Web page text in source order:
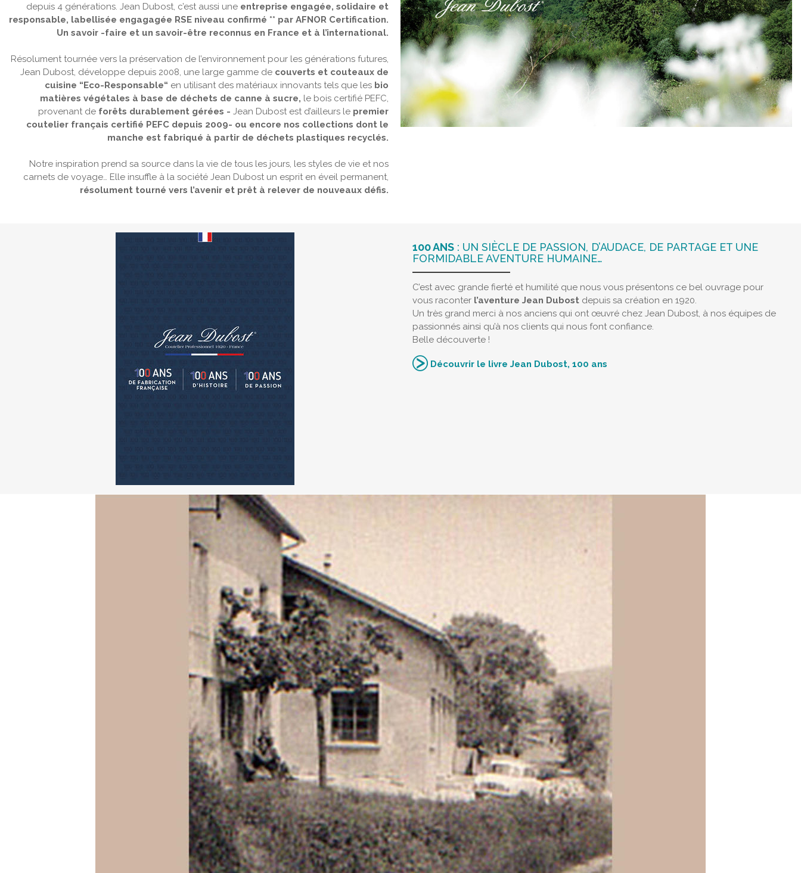
depuis 4 générations. Jean Dubost, c’est aussi une entreprise engagée, solidaire et
responsable, labellisée engagagée RSE niveau confirmé ** par AFNOR Certification.
Un savoir -faire et un savoir-être reconnus en France et à l’international.
Résolument tournée vers la préservation de l’environnement pour les générations futures,
Jean Dubost, développe depuis 2008, une large gamme de couverts et couteaux de
cuisine “Eco-Responsable“ en utilisant des matériaux innovants tels que les bio
matières végétales à base de déchets de canne à sucre, le bois certifié PEFC,
provenant de forêts durablement gérées - Jean Dubost est d’ailleurs le premier
coutelier français certifié PEFC depuis 2009- ou encore nos collections dont le
manche est fabriqué à partir de déchets plastiques recyclés.
Notre inspiration prend sa source dans la vie de tous les jours, les styles de vie et nos
carnets de voyage… Elle insuffle à la société Jean Dubost un esprit en éveil permanent,
résolument tourné vers l’avenir et prêt à relever de nouveaux défis.
100 ANS : UN SIÈCLE DE PASSION, D’AUDACE, DE PARTAGE ET UNE
FORMIDABLE AVENTURE HUMAINE…
C’est avec grande fierté et humilité que nous vous présentons ce bel ouvrage pour
vous raconter l’aventure Jean Dubost depuis sa création en 1920.
Un très grand merci à nos anciens qui ont œuvré chez Jean Dubost, à nos équipes de
passionnés ainsi qu’à nos clients qui nous font confiance.
Belle découverte !
Découvrir le livre Jean Dubost, 100 ans